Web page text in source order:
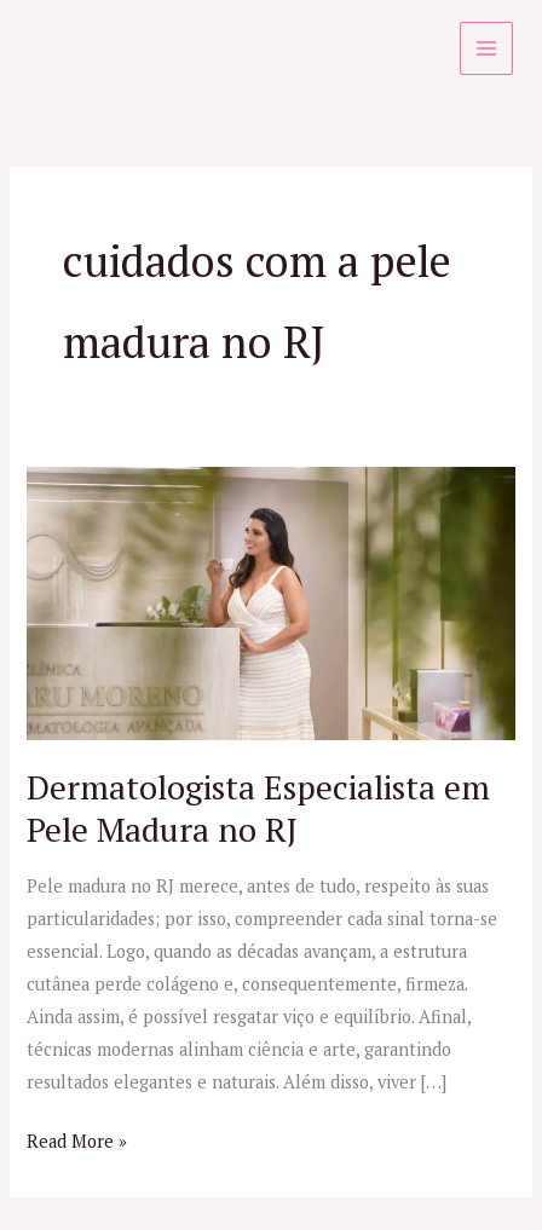
cuidados com a pele
madura no RJ
Dermatologista Especialista em
Pele Madura no RJ
Pele madura no RJ merece, antes de tudo, respeito às suas
particularidades; por isso, compreender cada sinal torna-se
essencial. Logo, quando as décadas avançam, a estrutura
cutânea perde colágeno e, consequentemente, firmeza.
Ainda assim, é possível resgatar viço e equilíbrio. Afinal,
técnicas modernas alinham ciência e arte, garantindo
resultados elegantes e naturais. Além disso, viver […]
Dermatologista
Especialista
em
Pele
Madura
RJ
Read More »